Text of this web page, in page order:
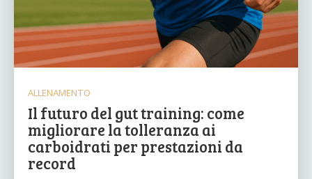
ALLENAMENTO
Il futuro del gut training: come
migliorare la tolleranza ai
carboidrati per prestazioni da
record